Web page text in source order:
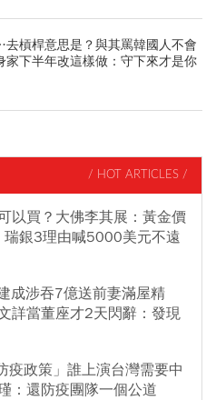
槓桿意思是？與其罵韓國人不會
家下半年改這樣做：守下來才是你
/ HOT ARTICLES /
以買？大佛李其展：黃金價
銀3理由喊5000美元不遠
成涉吞7億送前妻滿屋精
詳當董座才2天閃辭：發現
疫政策」誰上演台灣需要中
：還防疫團隊一個公道